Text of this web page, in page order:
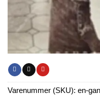
Varenummer (SKU): en-